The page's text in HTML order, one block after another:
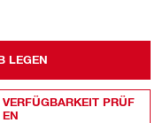
LEGEN
VERFÜGBARKEIT PRÜF
EN